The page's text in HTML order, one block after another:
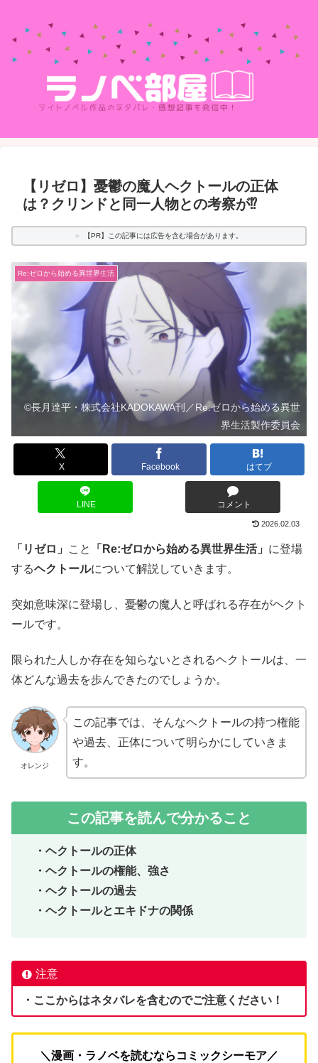
【リゼロ】憂鬱の魔人ヘクトールの正体
は？クリンドと同一人物との考察が⁉
【PR】この記事には広告を含む場合があります。
Re:ゼロから始める異世界生活
©長月達平・株式会社KADOKAWA刊／Re:ゼロから始める異世
界生活製作委員会
X Facebook はてブ
LINE コメント
2026.02.03
「リゼロ」 こと 「Re:ゼロから始める異世界生活」 に登場
するヘクトールについて解説していきます。
突如意味深に登場し、憂鬱の魔人と呼ばれる存在がヘクト
ールです。
限られた人しか存在を知らないとされるヘクトールは、一
体どんな過去を歩んできたのでしょうか。
オレンジ
この記事では、そんなヘクトールの持つ権能
や過去、正体について明らかにしていきま
す。
この記事を読んで分かること
・ヘクトールの正体
・ヘクトールの権能、強さ
・ヘクトールの過去
・ヘクトールとエキドナの関係
注意
・ここからはネタバレを含むのでご注意ください！
＼漫画・ラノベを読むならコミックシーモア／